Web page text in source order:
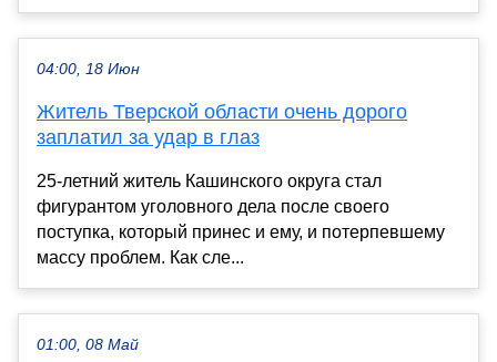
04:00, 18 Июн
Житель Тверской области очень дорого
заплатил за удар в глаз
25-летний житель Кашинского округа стал
фигурантом уголовного дела после своего
поступка, который принес и ему, и потерпевшему
массу проблем. Как сле...
01:00, 08 Май